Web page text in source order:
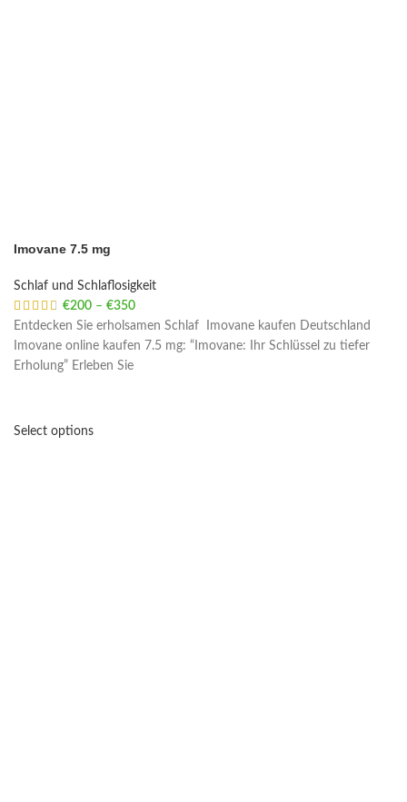
Imovane 7.5 mg
Schlaf und Schlaflosigkeit
€200 – €350
Entdecken Sie erholsamen Schlaf Imovane kaufen Deutschland
Imovane online kaufen 7.5 mg: “Imovane: Ihr Schlüssel zu tiefer
Erholung” Erleben Sie
Select options